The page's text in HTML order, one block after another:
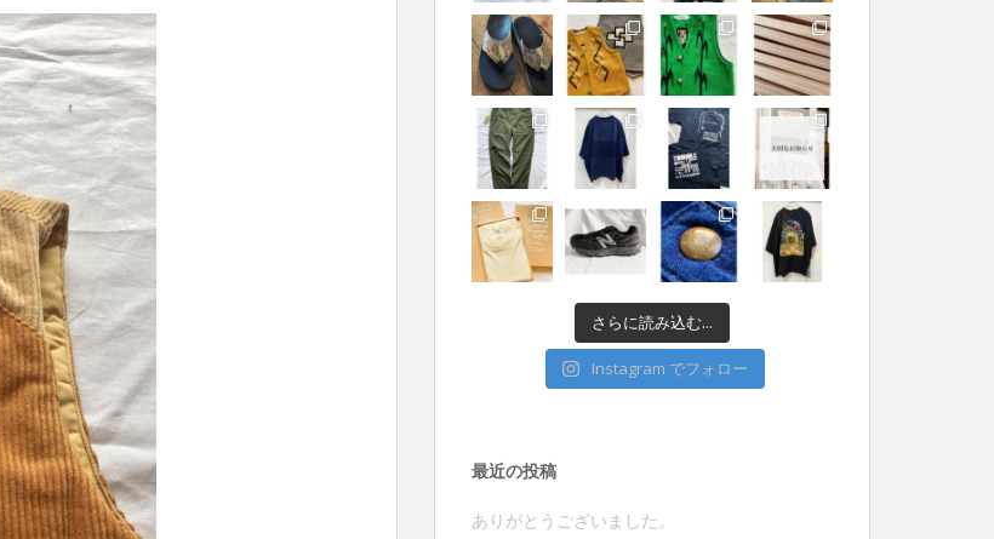
さらに読み込む...
Instagram でフォロー
最近の投稿
ありがとうございました。